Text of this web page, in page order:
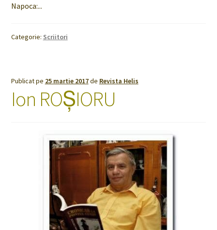
Napoca:...
Categorie: Scriitori
Publicat pe 25 martie 2017de Revista Helis
Ion ROȘIORU